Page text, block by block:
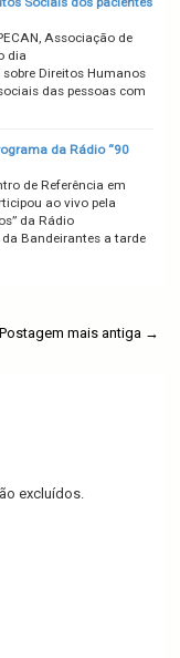
Associação de
dia
Direitos Humanos
das pessoas com
da Rádio “90
de Referência em
ao vivo pela
da Rádio
Bandeirantes a tarde
Postagem mais antiga →
excluídos.